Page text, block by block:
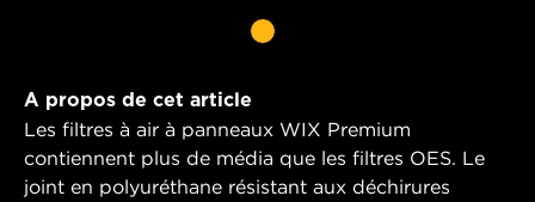
A propos de cet article
Les filtres à air à panneaux WIX Premium
contiennent plus de média que les filtres OES. Le
joint en polyuréthane résistant aux déchirures